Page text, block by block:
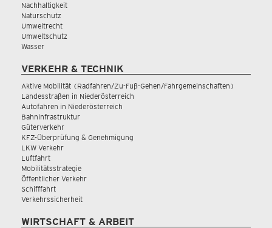
Nachhaltigkeit
Naturschutz
Umweltrecht
Umweltschutz
Wasser
VERKEHR & TECHNIK
Aktive Mobilität (Radfahren/Zu-Fuß-Gehen/Fahrgemeinschaften)
Landesstraßen in Niederösterreich
Autofahren in Niederösterreich
Bahninfrastruktur
Güterverkehr
KFZ-Überprüfung & Genehmigung
LKW Verkehr
Luftfahrt
Mobilitätsstrategie
Öffentlicher Verkehr
Schifffahrt
Verkehrssicherheit
WIRTSCHAFT & ARBEIT